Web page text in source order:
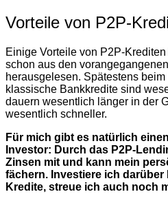
Vorteile von P2P-
Einige Vorteile von P2P-
schon aus den
herausgelesen. Spätestens
klassische Bankkredite sind
dauern wesentlich länger in der
wesentlich schneller.
Für mich gibt es natürlich
Investor: Durch das P2P-
Zinsen mit und kann mein
fächern. Investiere ich
Kredite, streue ich auch noch